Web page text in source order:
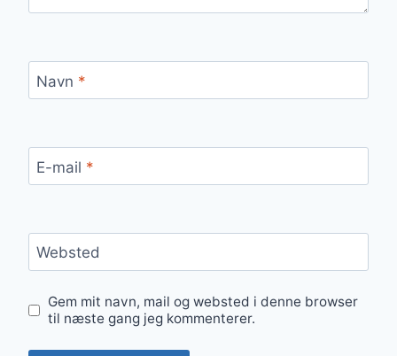
Navn *
E-mail *
Websted
Gem mit navn, mail og websted i denne browser
til næste gang jeg kommenterer.